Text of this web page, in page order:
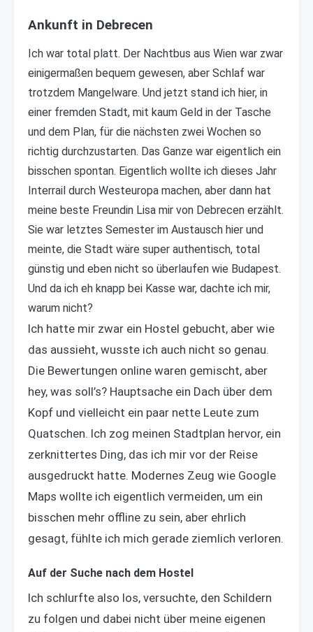
Ankunft in Debrecen
Ich war total platt. Der Nachtbus aus Wien war zwar
einigermaßen bequem gewesen, aber Schlaf war
trotzdem Mangelware. Und jetzt stand ich hier, in
einer fremden Stadt, mit kaum Geld in der Tasche
und dem Plan, für die nächsten zwei Wochen so
richtig durchzustarten. Das Ganze war eigentlich ein
bisschen spontan. Eigentlich wollte ich dieses Jahr
Interrail durch Westeuropa machen, aber dann hat
meine beste Freundin Lisa mir von Debrecen erzählt.
Sie war letztes Semester im Austausch hier und
meinte, die Stadt wäre super authentisch, total
günstig und eben nicht so überlaufen wie Budapest.
Und da ich eh knapp bei Kasse war, dachte ich mir,
warum nicht?
Ich hatte mir zwar ein Hostel gebucht, aber wie
das aussieht, wusste ich auch nicht so genau.
Die Bewertungen online waren gemischt, aber
hey, was soll’s? Hauptsache ein Dach über dem
Kopf und vielleicht ein paar nette Leute zum
Quatschen. Ich zog meinen Stadtplan hervor, ein
zerknittertes Ding, das ich mir vor der Reise
ausgedruckt hatte. Modernes Zeug wie Google
Maps wollte ich eigentlich vermeiden, um ein
bisschen mehr offline zu sein, aber ehrlich
gesagt, fühlte ich mich gerade ziemlich verloren.
Auf der Suche nach dem Hostel
Ich schlurfte also los, versuchte, den Schildern
zu folgen und dabei nicht über meine eigenen